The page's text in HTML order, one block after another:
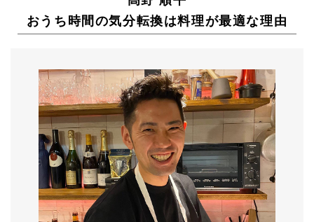
おうち時間の気分転換は料理が最適な理由